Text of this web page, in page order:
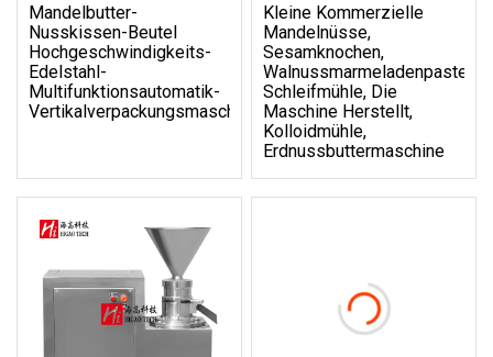
Mandelbutter-
Nusskissen-Beutel
Hochgeschwindigkeits-
Edelstahl-
Multifunktionsautomatik-
Vertikalverpackungsmaschine
Kleine Kommerzielle
Mandelnüsse,
Sesamknochen,
Walnussmarmeladenpaste,
Schleifmühle, Die
Maschine Herstellt,
Kolloidmühle,
Erdnussbuttermaschine